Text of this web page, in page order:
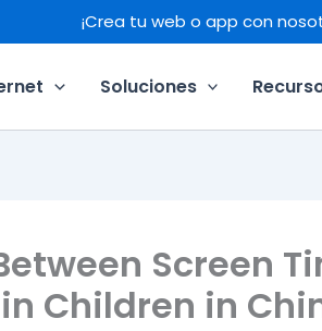
¡Crea tu web o app con
Soluciones
Screen
Children in